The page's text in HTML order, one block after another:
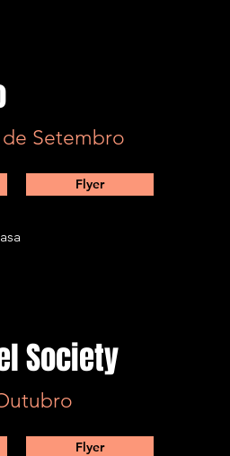
Setembro
Flyer
Society
Flyer